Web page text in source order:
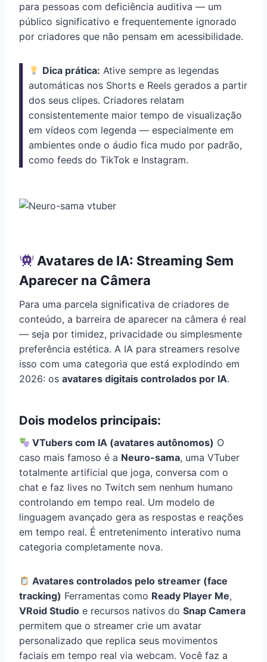
para pessoas com deficiência auditiva — um
público significativo e frequentemente ignorado
por criadores que não pensam em acessibilidade.
Dica prática: Ative sempre as legendas
automáticas nos Shorts e Reels gerados a partir
dos seus clipes. Criadores relatam
consistentemente maior tempo de visualização
em vídeos com legenda — especialmente em
ambientes onde o áudio fica mudo por padrão,
como feeds do TikTok e Instagram.
Avatares de IA: Streaming Sem
Aparecer na Câmera
Para uma parcela significativa de criadores de
conteúdo, a barreira de aparecer na câmera é real
— seja por timidez, privacidade ou simplesmente
preferência estética. A IA para streamers resolve
isso com uma categoria que está explodindo em
2026: os avatares digitais controlados por IA.
Dois modelos principais:
VTubers com IA (avatares autônomos) O
caso mais famoso é a Neuro-sama, uma VTuber
totalmente artificial que joga, conversa com o
chat e faz lives no Twitch sem nenhum humano
controlando em tempo real. Um modelo de
linguagem avançado gera as respostas e reações
em tempo real. É entretenimento interativo numa
categoria completamente nova.
Avatares controlados pelo streamer (face
tracking) Ferramentas como Ready Player Me,
VRoid Studio e recursos nativos do Snap Camera
permitem que o streamer crie um avatar
personalizado que replica seus movimentos
faciais em tempo real via webcam. Você faz a